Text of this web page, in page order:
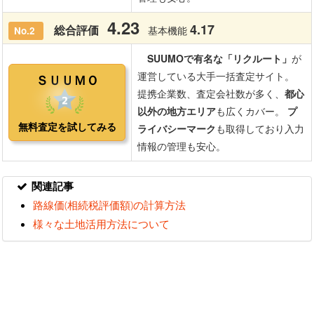
関連記事
路線価(相続税評価額)の計算方法
様々な土地活用方法について